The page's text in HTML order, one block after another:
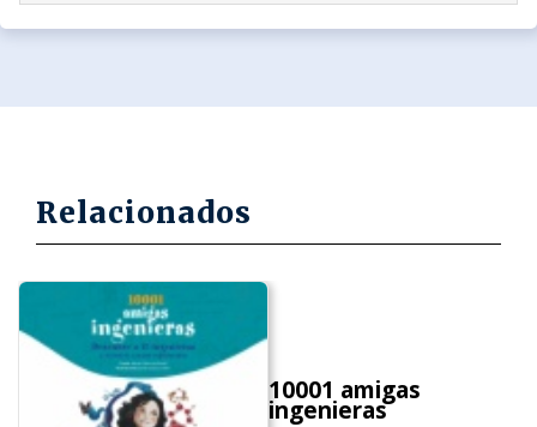
Relacionados
10001 amigas
ingenieras